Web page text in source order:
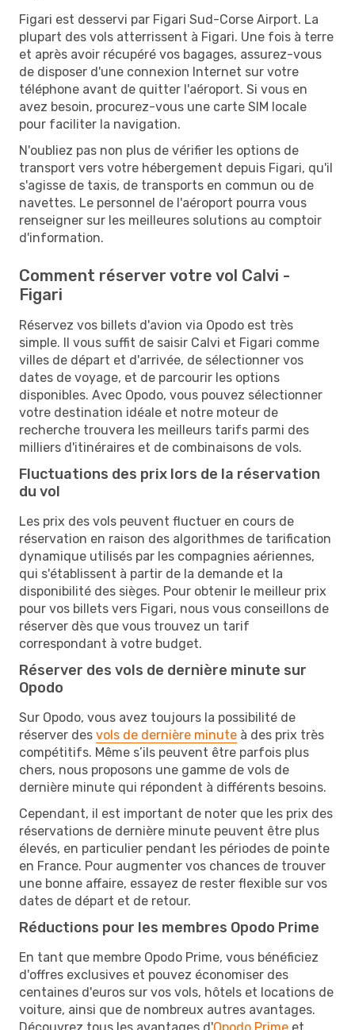
Figari est desservi par Figari Sud-Corse Airport. La
plupart des vols atterrissent à Figari. Une fois à terre
et après avoir récupéré vos bagages, assurez-vous
de disposer d'une connexion Internet sur votre
téléphone avant de quitter l'aéroport. Si vous en
avez besoin, procurez-vous une carte SIM locale
pour faciliter la navigation.
N'oubliez pas non plus de vérifier les options de
transport vers votre hébergement depuis Figari, qu'il
s'agisse de taxis, de transports en commun ou de
navettes. Le personnel de l'aéroport pourra vous
renseigner sur les meilleures solutions au comptoir
d'information.
Comment réserver votre vol Calvi -
Figari
Réservez vos billets d'avion via Opodo est très
simple. Il vous suffit de saisir Calvi et Figari comme
villes de départ et d'arrivée, de sélectionner vos
dates de voyage, et de parcourir les options
disponibles. Avec Opodo, vous pouvez sélectionner
votre destination idéale et notre moteur de
recherche trouvera les meilleurs tarifs parmi des
milliers d'itinéraires et de combinaisons de vols.
Fluctuations des prix lors de la réservation
du vol
Les prix des vols peuvent fluctuer en cours de
réservation en raison des algorithmes de tarification
dynamique utilisés par les compagnies aériennes,
qui s'établissent à partir de la demande et la
disponibilité des sièges. Pour obtenir le meilleur prix
pour vos billets vers Figari, nous vous conseillons de
réserver dès que vous trouvez un tarif
correspondant à votre budget.
Réserver des vols de dernière minute sur
Opodo
Sur Opodo, vous avez toujours la possibilité de
réserver des vols de dernière minute à des prix très
compétitifs. Même s’ils peuvent être parfois plus
chers, nous proposons une gamme de vols de
dernière minute qui répondent à différents besoins.
Cependant, il est important de noter que les prix des
réservations de dernière minute peuvent être plus
élevés, en particulier pendant les périodes de pointe
en France. Pour augmenter vos chances de trouver
une bonne affaire, essayez de rester flexible sur vos
dates de départ et de retour.
Réductions pour les membres Opodo Prime
En tant que membre Opodo Prime, vous bénéficiez
d'offres exclusives et pouvez économiser des
centaines d'euros sur vos vols, hôtels et locations de
voiture, ainsi que de nombreux autres avantages.